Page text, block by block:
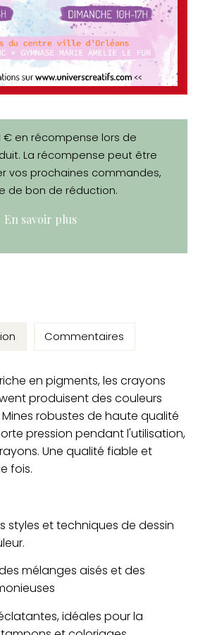
€ en récompense lors de
La récompense peut être
vos prochaines commandes,
de bon de réduction.
En savoir plus
en pigments, les crayons
produisent des couleurs
robustes de haute qualité
pression pendant l'utilisation,
Une qualité fiable et
fois.
styles et techniques de dessin
mélanges aisés et des
idéales pour la
Commentaires